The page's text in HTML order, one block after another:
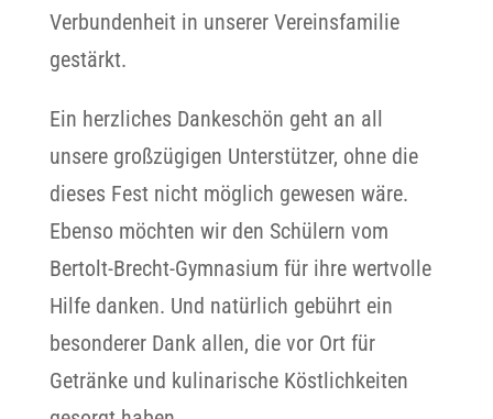
Verbundenheit in unserer Vereinsfamilie
gestärkt.
Ein herzliches Dankeschön geht an all
unsere großzügigen Unterstützer, ohne die
dieses Fest nicht möglich gewesen wäre.
Ebenso möchten wir den Schülern vom
Bertolt-Brecht-Gymnasium für ihre wertvolle
Hilfe danken. Und natürlich gebührt ein
besonderer Dank allen, die vor Ort für
Getränke und kulinarische Köstlichkeiten